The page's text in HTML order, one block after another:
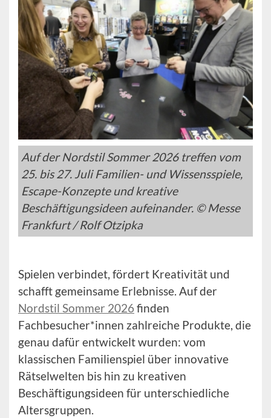
Auf der Nordstil Sommer 2026 treffen vom
25. bis 27. Juli Familien- und Wissensspiele,
Escape-Konzepte und kreative
Beschäftigungsideen aufeinander. © Messe
Frankfurt / Rolf Otzipka
Spielen verbindet, fördert Kreativität und
schafft gemeinsame Erlebnisse. Auf der
Nordstil Sommer 2026finden
Fachbesucher*innen zahlreiche Produkte, die
genau dafür entwickelt wurden: vom
klassischen Familienspiel über innovative
Rätselwelten bis hin zu kreativen
Beschäftigungsideen für unterschiedliche
Altersgruppen.